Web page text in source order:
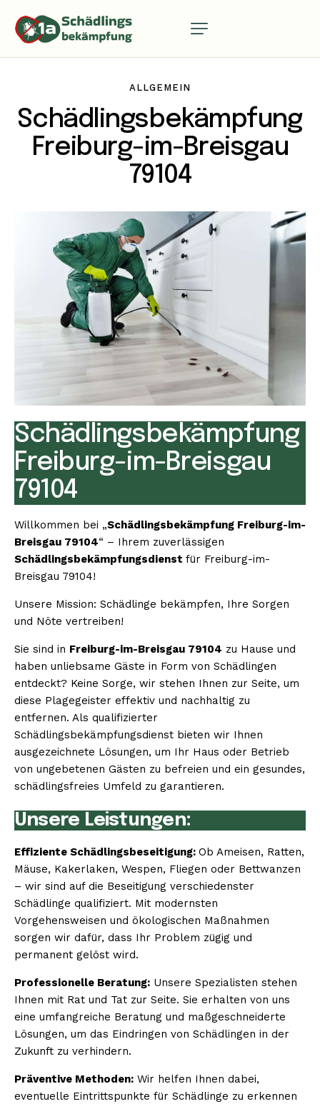
ALLGEMEIN
Schädlingsbekämpfung
Freiburg-im-Breisgau
79104
Schädlingsbekämpfung
Freiburg-im-Breisgau
79104
Willkommen bei „Schädlingsbekämpfung Freiburg-im-
Breisgau 79104“ – Ihrem zuverlässigen
Schädlingsbekämpfungsdienst für Freiburg-im-
Breisgau 79104!
Unsere Mission: Schädlinge bekämpfen, Ihre Sorgen
und Nöte vertreiben!
Sie sind in Freiburg-im-Breisgau 79104 zu Hause und
haben unliebsame Gäste in Form von Schädlingen
entdeckt? Keine Sorge, wir stehen Ihnen zur Seite, um
diese Plagegeister effektiv und nachhaltig zu
entfernen. Als qualifizierter
Schädlingsbekämpfungsdienst bieten wir Ihnen
ausgezeichnete Lösungen, um Ihr Haus oder Betrieb
von ungebetenen Gästen zu befreien und ein gesundes,
schädlingsfreies Umfeld zu garantieren.
Unsere Leistungen:
Effiziente Schädlingsbeseitigung: Ob Ameisen, Ratten,
Mäuse, Kakerlaken, Wespen, Fliegen oder Bettwanzen
– wir sind auf die Beseitigung verschiedenster
Schädlinge qualifiziert. Mit modernsten
Vorgehensweisen und ökologischen Maßnahmen
sorgen wir dafür, dass Ihr Problem zügig und
permanent gelöst wird.
Professionelle Beratung: Unsere Spezialisten stehen
Ihnen mit Rat und Tat zur Seite. Sie erhalten von uns
eine umfangreiche Beratung und maßgeschneiderte
Lösungen, um das Eindringen von Schädlingen in der
Zukunft zu verhindern.
Präventive Methoden: Wir helfen Ihnen dabei,
eventuelle Eintrittspunkte für Schädlinge zu erkennen